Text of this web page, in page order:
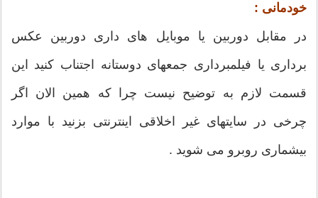
خودمانی :
در مقابل دوربین یا موبایل های داری دوربین عکس
برداری یا فیلمبرداری جمعهای دوستانه اجتناب کنید این
قسمت لازم به توضیح نیست چرا که همین الان اگر
چرخی در سایتهای غیر اخلاقی اینترنتی بزنید با موارد
بیشماری روبرو می شوید .